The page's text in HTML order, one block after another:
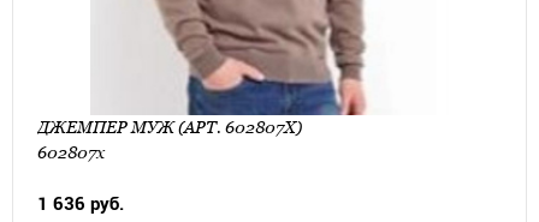
ДЖЕМПЕР МУЖ (АРТ. 602807Х)
602807х
1 636 руб.